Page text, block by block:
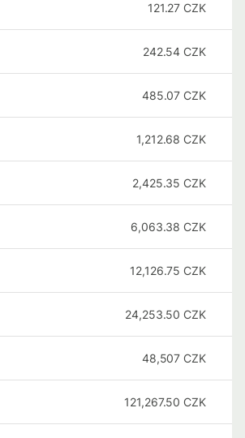
121.27 CZK
242.54 CZK
485.07 CZK
1,212.68 CZK
2,425.35 CZK
6,063.38 CZK
12,126.75 CZK
24,253.50 CZK
48,507 CZK
121,267.50 CZK